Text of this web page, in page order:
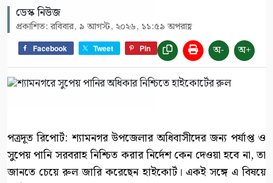
ডেস্ক নিউজ
প্রকাশিত: রবিবার, ৯ আগস্ট, ২০২৬, ১১:৫৯ অপরাহ্ণ
Facebook Tweet Pin অ- অ+
পত্রদূত রিপোর্ট: শ্যামনগর উপজেলার অধিবাসীদের জন্য পর্যাপ্ত ও
সুপেয় পানি সরবরাহ নিশ্চিত করার নির্দেশ কেন দেওয়া হবে না, তা
জানতে চেয়ে রুল জারি করেছেন হাইকোর্ট। একই সঙ্গে এ বিষয়ে